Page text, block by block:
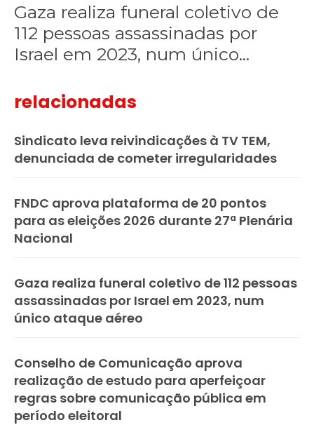
Gaza realiza funeral coletivo de
112 pessoas assassinadas por
Israel em 2023, num único...
relacionadas
Sindicato leva reivindicações à TV TEM,
denunciada de cometer irregularidades
FNDC aprova plataforma de 20 pontos
para as eleições 2026 durante 27ª Plenária
Nacional
Gaza realiza funeral coletivo de 112 pessoas
assassinadas por Israel em 2023, num
único ataque aéreo
Conselho de Comunicação aprova
realização de estudo para aperfeiçoar
regras sobre comunicação pública em
período eleitoral